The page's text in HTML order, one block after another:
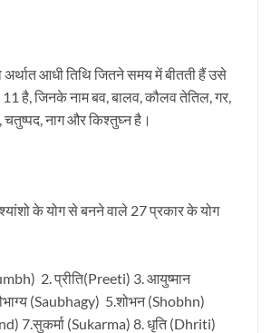
आधी तिथि जितने समय में बीतती हैं उसे
है, जिनके नाम बव, बालव, कौलव तेतिल, गर,
चतुष्पद, नाग और किश्तुघ्न है।
के योग से बनने वाले 27 प्रकार के योग
2. प्रीति(Preeti) 3. आयुष्मान
(Saubhagy) 5.शोभन (Shobhn)
7.सुकर्मा (Sukarma) 8. धृति (Dhriti)